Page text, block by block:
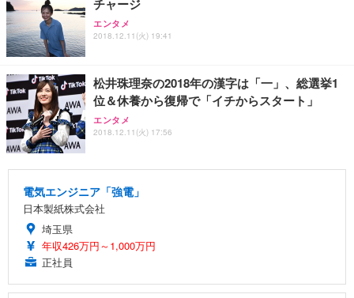
チャージ
エンタメ
2018.12.11(火) 19:41
松井珠理奈の2018年の漢字は「一」、総選挙1
位＆休養から復帰で「イチからスタート」
エンタメ
2018.12.11(火) 17:56
電気エンジニア「強電」
日本製紙株式会社
埼玉県
年収426万円～1,000万円
正社員